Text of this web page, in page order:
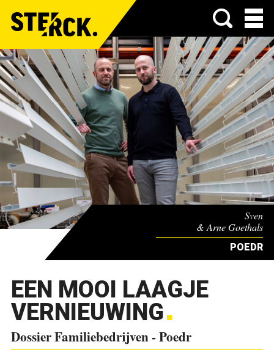
Menu
Sven
& Arne Goethals
POEDR
EEN MOOI LAAGJE
VERNIEUWING
Dossier Familiebedrijven - Poedr